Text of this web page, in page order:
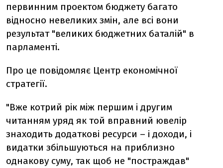
первинним проектом бюджету багато
відносно невеликих змін, але всі вони
результат "великих бюджетних баталій" в
парламенті.
Про це повідомляє Центр економічної
стратегії.
"Вже котрий рік між першим і другим
читанням уряд як той вправний ювелір
знаходить додаткові ресурси – і доходи, і
видатки збільшуються на приблизно
однакову суму, так щоб не "постраждав"